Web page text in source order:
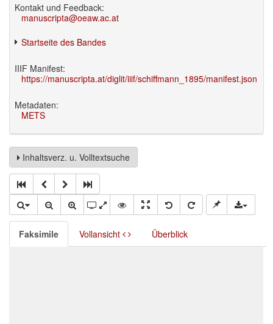
Kontakt und Feedback:
manuscripta@oeaw.ac.at
Startseite des Bandes
IIIF Manifest:
https://manuscripta.at/diglit/iiif/schiffmann_1895/manifest.json
Metadaten:
METS
Inhaltsverz. u. Volltextsuche
Faksimile Vollansicht Überblick